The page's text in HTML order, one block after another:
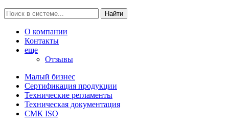
Найти
О компании
Контакты
еще
Отзывы
Малый бизнес
Сертификация продукции
Технические регламенты
Техническая документация
СМК ISO